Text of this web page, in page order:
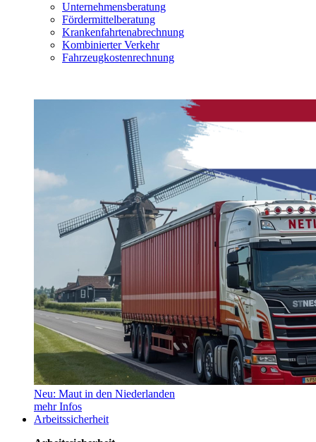
Unternehmensberatung
Fördermittelberatung
Krankenfahrtenabrechnung
Kombinierter Verkehr
Fahrzeugkostenrechnung
Neu: Maut in den Niederlanden
mehr Infos
Arbeitssicherheit